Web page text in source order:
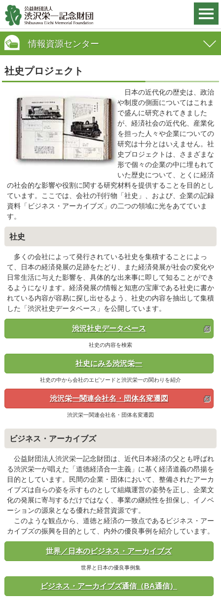
情報資源センター
社史プロジェクト
日本の近代化の歴史は、政治
や制度の側面についてはこれま
で盛んに研究されてきました
が、経済社会の近代化、産業化
を担った人々や企業についての
研究は十分とはいえません。社
史プロジェクトは、さまざまな
形で個々の企業の中に埋もれて
いた歴史について、とくに経済
の社会的な影響や役割に関する研究材料を提供することを目的とし
ています。ここでは、会社の刊行物「社史」、および、企業の記録
資料「ビジネス・アーカイブズ」の二つの領域に光をあてていま
す。
社史
多くの会社によって発行されている社史を集積することによっ
て、日本の経済発展の足跡をたどり、また経済発展が社会の変化や
日常生活に与えた影響を、具体的な出来事に即して知ることができ
るようになります。経済発展の情報と知恵の宝庫である社史に書か
れている内容が容易に探し出せるよう、社史の内容を抽出して集積
した「渋沢社史データベース」を公開しています。
渋沢社史データベース
社史の内容を検索
社史にみる渋沢栄一
社史の中から会社のエピソードと渋沢栄一の関わりを紹介
渋沢栄一関連会社名・団体名変遷図
渋沢栄一関連会社名・団体名変遷図
ビジネス・アーカイブズ
公益財団法人渋沢栄一記念財団は、近代日本経済の父とも呼ばれ
る渋沢栄一が唱えた「道徳経済合一主義」に基く経済道義の昂揚を
目的としています。民間の企業・団体において、整備されたアーカ
イブズは自らの姿を示すものとして組織運営の姿勢を正し、企業文
化の発展に寄与するだけではなく、事業の継続性を担保し、イノベ
ーションの源泉となる優れた経営資源です。
このような観点から、道徳と経済の一致点であるビジネス・アー
カイブズの振興を目的として、内外の優良事例を紹介しています。
世界／日本のビジネス・アーカイブズ
世界と日本の優良事例集
ビジネス・アーカイブズ通信（BA通信）